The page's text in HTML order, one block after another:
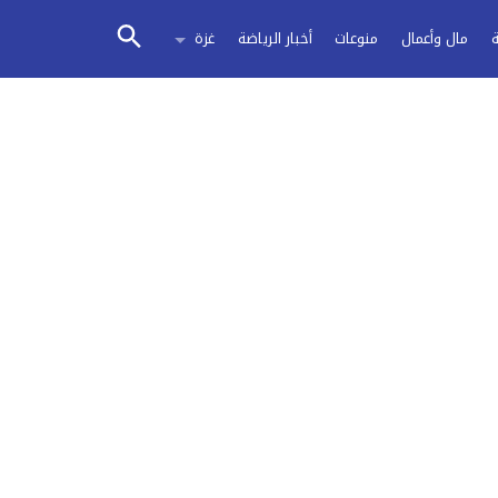
مال وأعمال منوعات أخبار الرياضة غزة